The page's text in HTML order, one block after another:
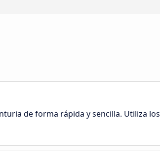
de forma rápida y sencilla. Utiliza los